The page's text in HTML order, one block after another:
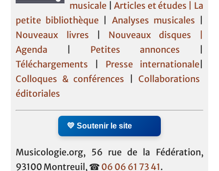
musicale |Articles et études | La
petite bibliothèque
Analyses musicales
Nouveaux livres
Nouveaux disques |
Agenda
Petites annonces
Téléchargements
Presse internationale|
Colloques & conférences
Collaborations
éditoriales
💛 Soutenir le site
Musicologie.org, 56 rue de la Fédération,
93100 Montreuil, ☎ 06 06 61 73 41.